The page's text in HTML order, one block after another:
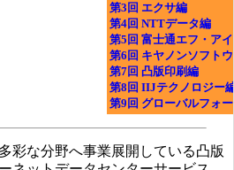
第3回 エクサ編
第4回 NTTデータ編
第5回 富士通エフ・ア
第6回 キヤノンソフト
第7回 凸版印刷編
第8回 IIJテクノロジー
第9回 グローバルフォ
彩な分野へ事業展開している凸版